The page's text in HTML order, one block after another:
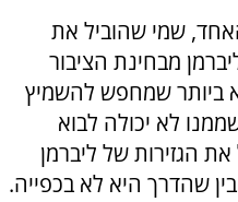
שמי שהוביל את
מבחינת הציבור
ביותר שמחפש להשמיץ
לא יכולה לבוא
הגזירות של ליברמן
שהדרך היא לא בכפייה.